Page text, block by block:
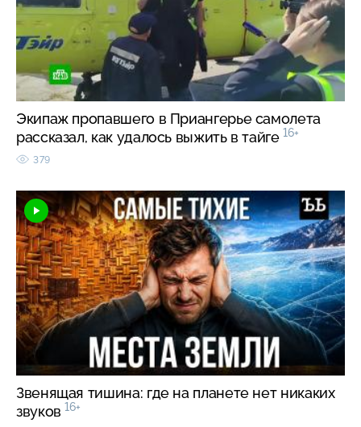
Экипаж пропавшего в Приангерье самолета
рассказал, как удалось выжить в тайге 16+
379
Звенящая тишина: где на планете нет никаких
звуков 16+